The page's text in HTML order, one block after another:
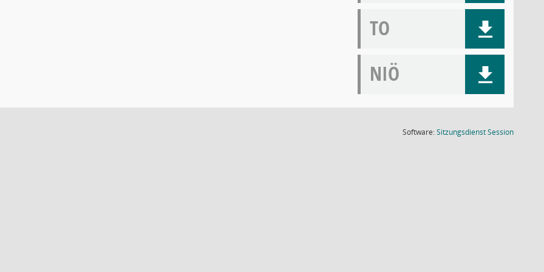
TO
NIÖ
Software:SitzungsdienstSession(Wird in